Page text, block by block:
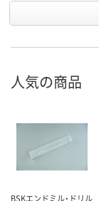
人気の商品
BSKエンドミル・ドリル